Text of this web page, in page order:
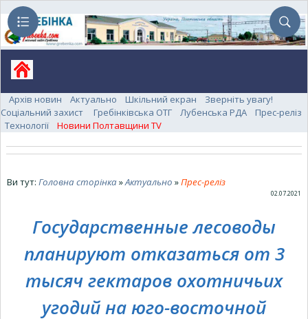
Архів новин Актуально Шкільний екран
Зверніть увагу!
Соціальний захист
Гребінківська ОТГ Лубенська РДА
Прес-реліз
Технології
Новини Полтавщини TV
Ви тут: Головна сторінка»Актуально »Прес-реліз
02.07.2021
Государственные лесоводы
планируют отказаться от 3
тысяч гектаров охотничьих
угодий на юго-восточной